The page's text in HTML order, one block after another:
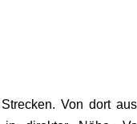
Von dort